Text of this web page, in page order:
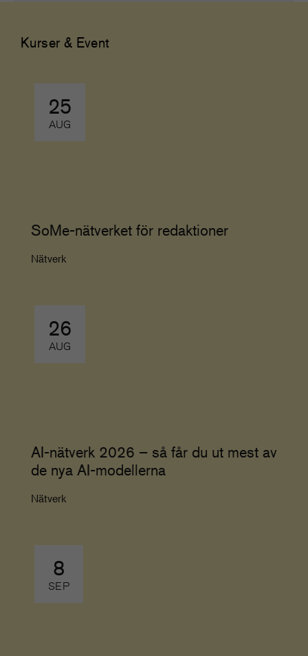
Kurser & Event
25
AUG
SoMe-nätverket för redaktioner
Nätverk
26
AUG
AI-nätverk 2026 – så får du ut mest av
de nya AI-modellerna
Nätverk
8
SEP